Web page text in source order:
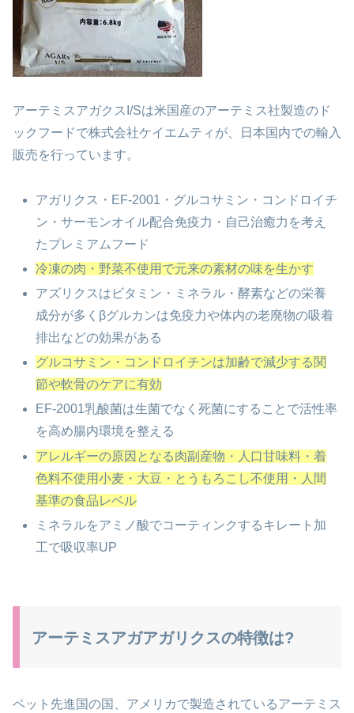
アーテミスアガクスI/Sは米国産のアーテミス社製造のド
ックフードで株式会社ケイエムティが、日本国内での輸入
販売を行っています。
アガリクス・EF-2001・グルコサミン・コンドロイチ
ン・サーモンオイル配合免疫力・自己治癒力を考え
たプレミアムフード
冷凍の肉・野菜不使用で元来の素材の味を生かす
アズリクスはビタミン・ミネラル・酵素などの栄養
成分が多く βグルカンは免疫力や体内の老廃物の吸着
排出などの効果がある
グルコサミン・コンドロイチンは加齢で減少する関
節や軟骨のケアに有効
EF-2001乳酸菌は生菌でなく死菌にすることで活性率
を高め腸内環境を整える
アレルギーの原因となる肉副産物・人口甘味料・着
色料不使用小麦・大豆・とうもろこし不使用・人間
基準の食品レベル
ミネラルをアミノ酸でコーティンクするキレート加
工で吸収率UP
アーテミスアガアガリクスの特徴は?
ペット先進国の国、アメリカで製造されているアーテミス